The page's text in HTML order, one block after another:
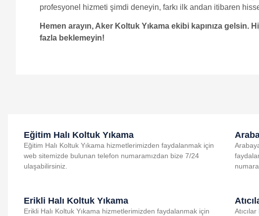
profesyonel hizmeti şimdi deneyin, farkı ilk andan itibaren
Hemen arayın, Aker Koltuk Yıkama ekibi kapınıza gelsin.
fazla beklemeyin!
Eğitim Halı Koltuk Yıkama
Eğitim Halı Koltuk Yıkama hizmetlerimizden faydalanmak için
web sitemizde bulunan telefon numaramızdan bize 7/24
ulaşabilirsiniz.
Erikli Halı Koltuk Yıkama
Erikli Halı Koltuk Yıkama hizmetlerimizden faydalanmak için